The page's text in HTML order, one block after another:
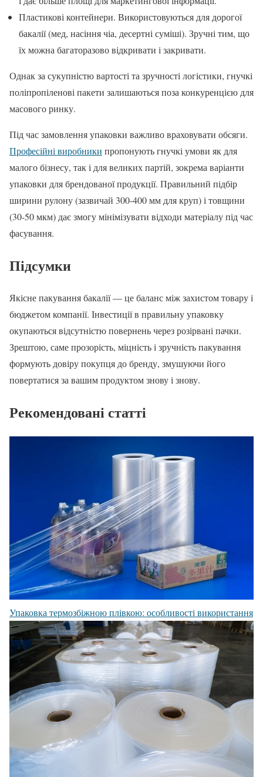
Пластикові контейнери. Використовуються для дорогої
бакалії (мед, насіння чіа, десертні суміші). Зручні тим, що
їх можна багаторазово відкривати і закривати.
Однак за сукупністю вартості та зручності логістики, гнучкі
поліпропіленові пакети залишаються поза конкуренцією для
масового ринку.
Під час замовлення упаковки важливо враховувати обсяги.
Професійні виробники пропонують гнучкі умови як для
малого бізнесу, так і для великих партій, зокрема варіанти
упаковки для брендованої продукції. Правильний підбір
ширини рулону (зазвичай 300-400 мм для круп) і товщини
(30-50 мкм) дає змогу мінімізувати відходи матеріалу під час
фасування.
Підсумки
Якісне пакування бакалії — це баланс між захистом товару і
бюджетом компанії. Інвестиції в правильну упаковку
окупаються відсутністю повернень через розірвані пачки.
Зрештою, саме прозорість, міцність і зручність пакування
формують довіру покупця до бренду, змушуючи його
повертатися за вашим продуктом знову і знову.
Рекомендовані статті
Упаковка термозбіжною плівкою: особливості використання